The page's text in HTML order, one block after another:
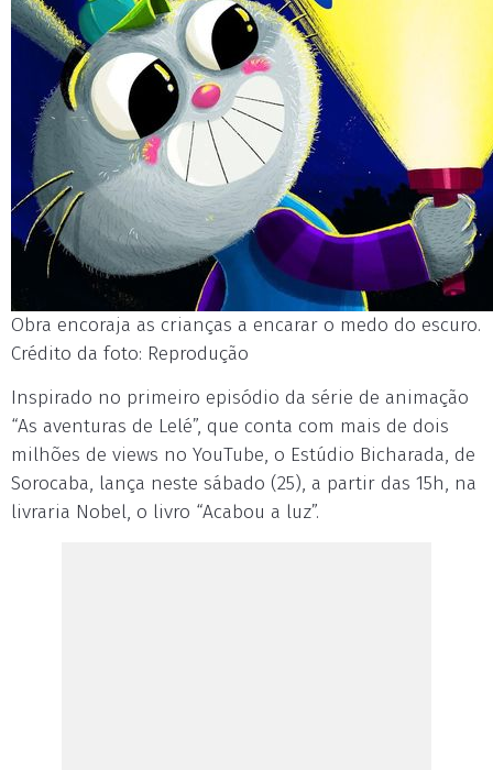
Obra encoraja as crianças a encarar o medo do escuro.
Crédito da foto: Reprodução
Inspirado no primeiro episódio da série de animação
“As aventuras de Lelé”, que conta com mais de dois
milhões de views no YouTube, o Estúdio Bicharada, de
Sorocaba, lança neste sábado (25), a partir das 15h, na
livraria Nobel, o livro “Acabou a luz”.